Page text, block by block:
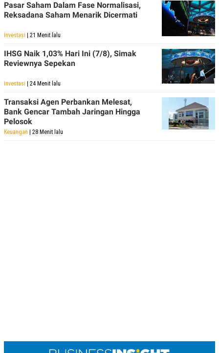
Pasar Saham Dalam Fase Normalisasi,
Reksadana Saham Menarik Dicermati
Investasi | 21 Menit lalu
IHSG Naik 1,03% Hari Ini (7/8), Simak
Reviewnya Sepekan
Investasi | 24 Menit lalu
Transaksi Agen Perbankan Melesat,
Bank Gencar Tambah Jaringan Hingga
Pelosok
Keuangan | 28 Menit lalu